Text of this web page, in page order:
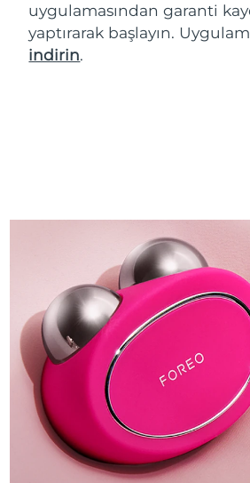
uygulamasından garanti
yaptırarak başlayın.
indirin.